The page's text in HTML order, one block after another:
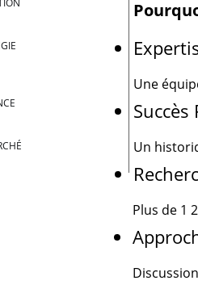
Une
Succès
Un
Plus de 1